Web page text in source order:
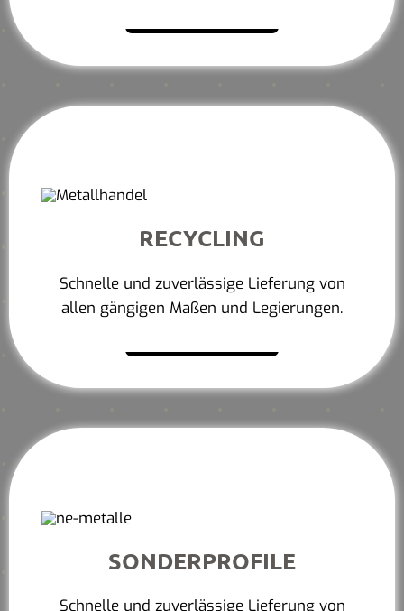
RECYCLING
Schnelle und zuverlässige Lieferung von
allen gängigen Maßen und Legierungen.
SONDERPROFILE
Schnelle und zuverlässige Lieferung von